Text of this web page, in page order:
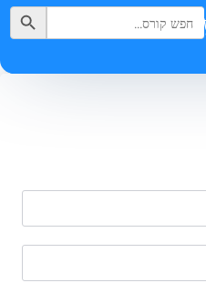
Search
for:
Search Button